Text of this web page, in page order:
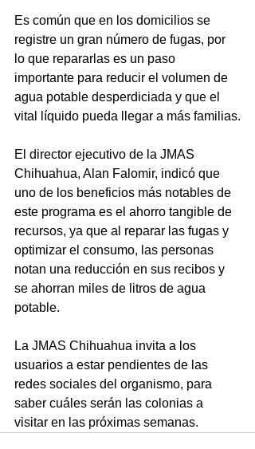
Es común que en los domicilios se
registre un gran número de fugas, por
lo que repararlas es un paso
importante para reducir el volumen de
agua potable desperdiciada y que el
vital líquido pueda llegar a más familias.
El director ejecutivo de la JMAS
Chihuahua, Alan Falomir, indicó que
uno de los beneficios más notables de
este programa es el ahorro tangible de
recursos, ya que al reparar las fugas y
optimizar el consumo, las personas
notan una reducción en sus recibos y
se ahorran miles de litros de agua
potable.
La JMAS Chihuahua invita a los
usuarios a estar pendientes de las
redes sociales del organismo, para
saber cuáles serán las colonias a
visitar en las próximas semanas.